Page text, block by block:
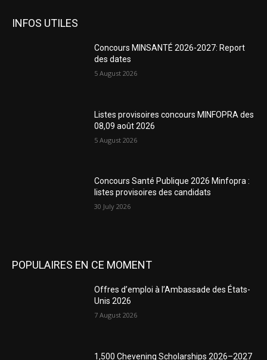
INFOS UTILES
Concours MINSANTÉ 2026-2027: Report
des dates
5 August 2026
Listes provisoires concours MINFOPRA des
08,09 août 2026
5 August 2026
Concours Santé Publique 2026 Minfopra :
listes provisoires des candidats
30 July 2026
POPULAIRES EN CE MOMENT
Offres d’emploi à l’Ambassade des États-
Unis 2026
7 August 2026
1,500 Chevening Scholarships 2026–2027